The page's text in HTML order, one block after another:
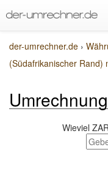
der-umrechner.de ›
(Südafrikanischer Rand)
Wieviel